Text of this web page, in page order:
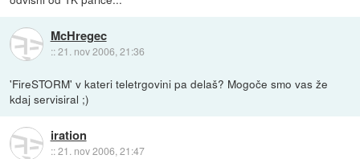
McHregec
::21. nov 2006, 21:36
'FireSTORM' v kateri teletrgovini pa delaš? Mogoče smo vas že
kdaj servisiral ;)
iration
::21. nov 2006, 21:47